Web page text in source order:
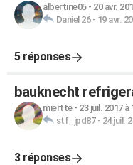
albertine05- 20 avr.
Daniel 26- 19 avr.
5 réponses
bauknecht
miertte- 23 juil. 2017 à
stf_jpd87- 24 juil.
3 réponses